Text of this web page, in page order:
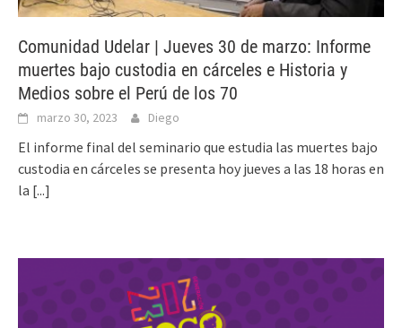
Comunidad Udelar | Jueves 30 de marzo: Informe
muertes bajo custodia en cárceles e Historia y
Medios sobre el Perú de los 70
marzo 30, 2023 Diego
El informe final del seminario que estudia las muertes bajo
custodia en cárceles se presenta hoy jueves a las 18 horas en
la [...]